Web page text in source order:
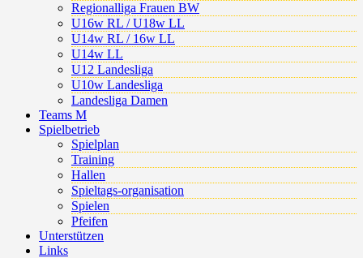
Regionalliga Frauen BW
U16w RL / U18w LL
U14w RL / 16w LL
U14w LL
U12 Landesliga
U10w Landesliga
Landesliga Damen
Teams M
Spielbetrieb
Spielplan
Training
Hallen
Spieltags-organisation
Spielen
Pfeifen
Unterstützen
Links